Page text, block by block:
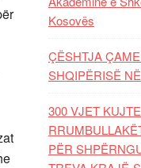
Kosovës
ÇËSHTJA
SHQIPËRISË
300 VJET
PËR